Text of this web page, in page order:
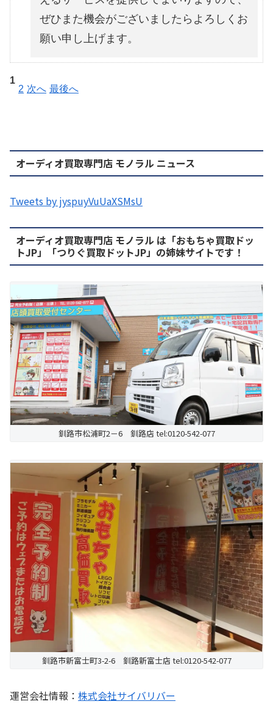
ぜひまた機会がございましたらよろしくお
願い申し上げます。
1
2 次へ 最後へ
オーディオ買取専門店 モノラル ニュース
Tweets by jyspuyVuUaXSMsU
オーディオ買取専門店 モノラル は「おもちゃ買取ドッ
トJP」「つりぐ買取ドットJP」の姉妹サイトです！
釧路市松浦町2－6 釧路店 tel:0120-542-077
釧路市新富士町3-2-6 釧路新富士店 tel:0120-542-077
運営会社情報： 株式会社サイバリバー